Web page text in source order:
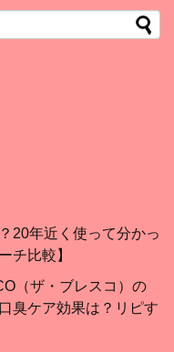
20年近く使って分かっ
チ比較】
（ザ・ブレスコ）の
臭ケア効果は？リピす